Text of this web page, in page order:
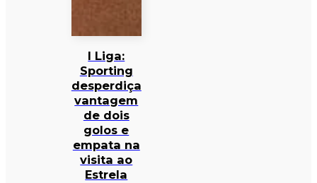
I Liga:
Sporting
desperdiça
vantagem
de dois
golos e
empata na
visita ao
Estrela